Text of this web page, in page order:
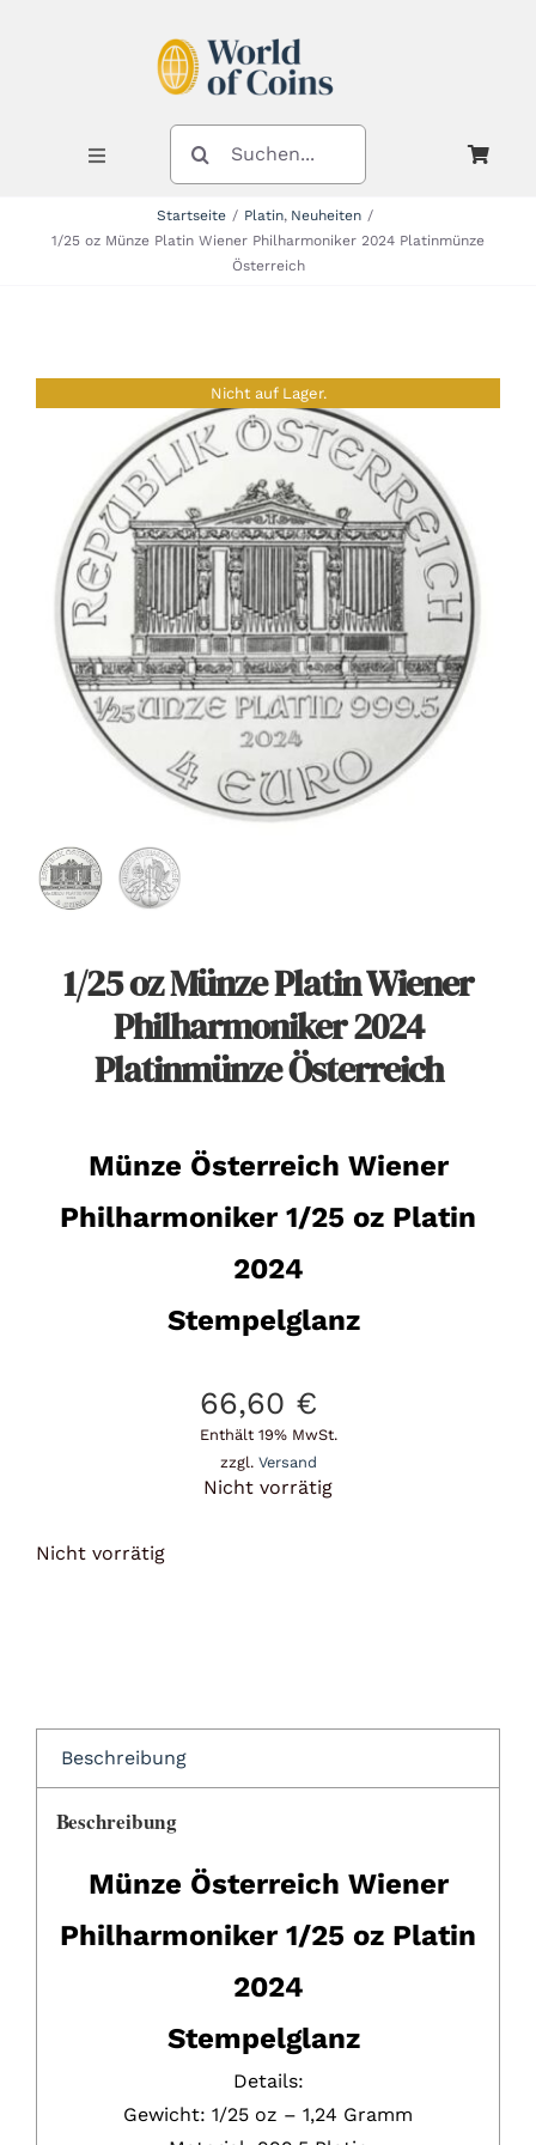
Toggle
Navigation
Neuheiten
Angebote
Über Uns
Kontakt
SUCHE
NACH:
Startseite Platin Neuheiten
1/25 oz Münze Platin Wiener Philharmoniker 2024 Platinmünze
Österreich
Nicht auf Lager.
1/25 oz Münze Platin Wiener
Philharmoniker 2024
Platinmünze Österreich
Münze Österreich Wiener
Philharmoniker 1/25 oz Platin
2024
Stempelglanz
66,60 €
Enthält 19% MwSt.
zzgl. Versand
Nicht vorrätig
Nicht vorrätig
Beschreibung
Beschreibung
Münze Österreich Wiener
Philharmoniker 1/25 oz Platin
2024
Stempelglanz
Details:
Gewicht: 1/25 oz – 1,24 Gramm